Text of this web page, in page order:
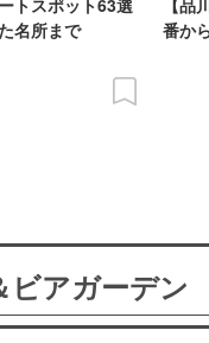
トスポット63選
名所まで
【品
番か
ビアガーデン